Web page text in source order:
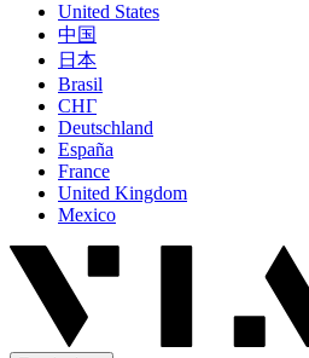
United States
中国
日本
Brasil
СНГ
Deutschland
España
France
United Kingdom
Mexico